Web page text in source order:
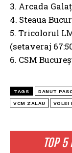
TOP
3. Arcada
4. Steaua
5. Tricolorul
(setaveraj
6. CSM
TAGS DANUT
VCM ZALAU VOLEI